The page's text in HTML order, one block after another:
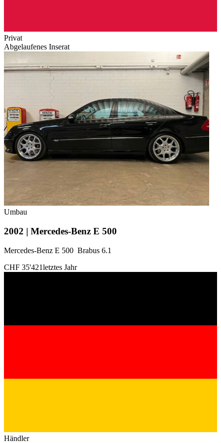
Privat
Abgelaufenes Inserat
Umbau
2002 | Mercedes-Benz E 500
Mercedes-Benz E 500 Brabus 6.1
CHF 35'421letztes Jahr
Händler